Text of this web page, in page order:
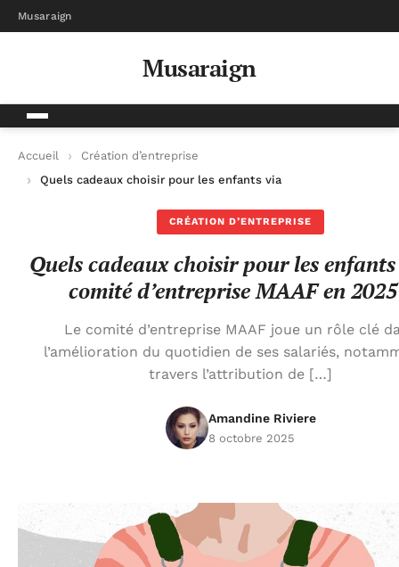
Musaraign
Musaraign
Accueil
Création d’entreprise
Quels cadeaux choisir pour les enfants via le comité
CRÉATION D’ENTREPRISE
Quels cadeaux choisir pour les
comité d’entreprise MAAF en
Le comité d’entreprise MAAF joue un rôle clé
l’amélioration du quotidien de ses salariés,
travers l’attribution de […]
Amandine Riviere
8 octobre 2025